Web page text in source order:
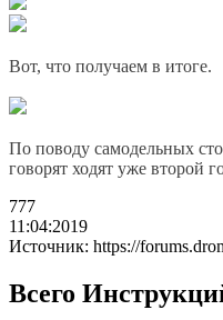
Вот, что получаем в итоге.
По поводу самодельных
говорят ходят уже второй
777
11:04:2019
Источник: https://
Всего